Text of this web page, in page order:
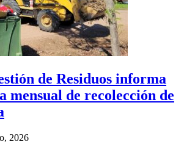
de Residuos informa
mensual de recolección de
2026